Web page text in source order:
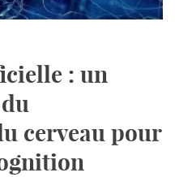
: un
cerveau pour